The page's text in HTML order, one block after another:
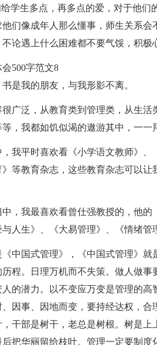
学生多点，再多点的爱，对于他
们像成年人那么懂事，师生关系
论遇上什么困难都不要气馁，积极
500字范文8
是我的朋友，与我形影不离。
广泛，从教育类到管理类，从生
，我都如饥似渴的遨游其中，一一
我平时喜欢看《小学语文教师》
等教育杂志，这些教育杂志可以
，我最喜欢看曾仕强教授的，他
人生》、《大易管理》、《情绪管
中国式管理》，《中国式管理》
程。日理万机而不失策。做人做
的潜力。以不变应万变是管理的高
因事、因地而变，要持经达权，合
干部是树干，老总是树根。树是
把华丽留给枝叶。管理一定要制